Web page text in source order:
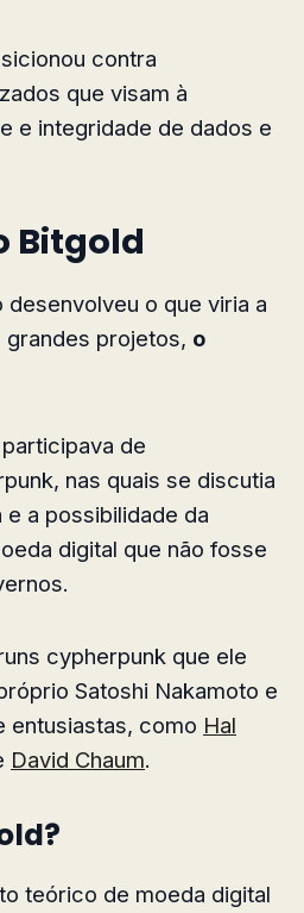
contra
que visam à
e integridade de dados e
Bitgold
desenvolveu o que viria a
projetos, o
de
nas quais se discutia
a possibilidade da
digital que não fosse
cypherpunk que ele
Satoshi Nakamoto e
entusiastas, como Hal
David Chaum.
teórico de moeda digital